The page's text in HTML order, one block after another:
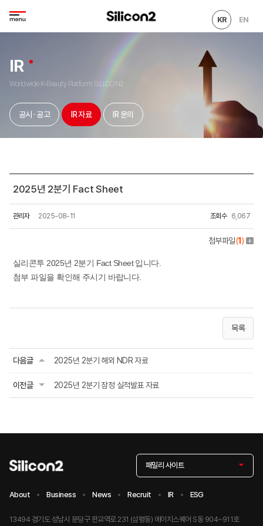
KR EN
IR
Worldwide K-Beauty Platform SILICON2
공시 · 공고 IR 자료 IR 문의
2025년 2분기 Fact Sheet
관리자 2025-08-11 조회수 6,067
첨부파일(1 )
실리콘투 2025년 2분기 Fact Sheet 입니다.
첨부 파일을 확인해 주시기 바랍니다.
목록
다음글 2025년 2분기 해외 NDR 자료
이전글 2025년 2분기 잠정 실적발표 자료
패밀리 사이트
About Business News Recruit IR ESG
13494 경기도 성남시 분당구 판교역로 231 (삼평동) 에이치스퀘어 S동 904~911호